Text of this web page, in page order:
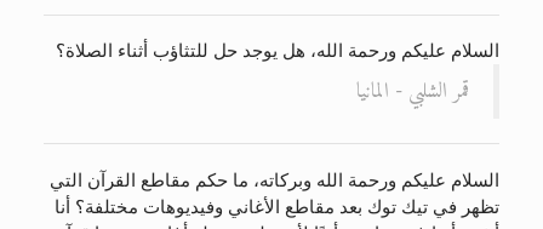
السلام عليكم ورحمة الله، هل يوجد حل للتثاؤب أثناء الصلاة؟
قمر الشلبي - المانيا
السلام عليكم ورحمة الله وبركاته، ما حكم مقاطع القرآن التي
تظهر في تيك توك بعد مقاطع الأغاني وفيديوهات مختلفة؟ أنا